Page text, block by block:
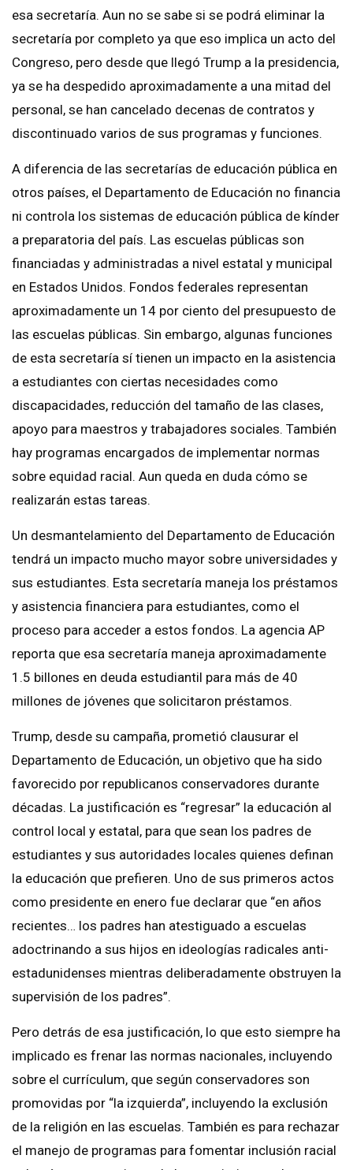
esa secretaría. Aun no se sabe si se podrá eliminar la
secretaría por completo ya que eso implica un acto del
Congreso, pero desde que llegó Trump a la presidencia,
ya se ha despedido aproximadamente a una mitad del
personal, se han cancelado decenas de contratos y
discontinuado varios de sus programas y funciones.
A diferencia de las secretarías de educación pública en
otros países, el Departamento de Educación no financia
ni controla los sistemas de educación pública de kínder
a preparatoria del país. Las escuelas públicas son
financiadas y administradas a nivel estatal y municipal
en Estados Unidos. Fondos federales representan
aproximadamente un 14 por ciento del presupuesto de
las escuelas públicas. Sin embargo, algunas funciones
de esta secretaría sí tienen un impacto en la asistencia
a estudiantes con ciertas necesidades como
discapacidades, reducción del tamaño de las clases,
apoyo para maestros y trabajadores sociales. También
hay programas encargados de implementar normas
sobre equidad racial. Aun queda en duda cómo se
realizarán estas tareas.
Un desmantelamiento del Departamento de Educación
tendrá un impacto mucho mayor sobre universidades y
sus estudiantes. Esta secretaría maneja los préstamos
y asistencia financiera para estudiantes, como el
proceso para acceder a estos fondos. La agencia AP
reporta que esa secretaría maneja aproximadamente
1.5 billones en deuda estudiantil para más de 40
millones de jóvenes que solicitaron préstamos.
Trump, desde su campaña, prometió clausurar el
Departamento de Educación, un objetivo que ha sido
favorecido por republicanos conservadores durante
décadas. La justificación es “regresar” la educación al
control local y estatal, para que sean los padres de
estudiantes y sus autoridades locales quienes definan
la educación que prefieren. Uno de sus primeros actos
como presidente en enero fue declarar que “en años
recientes… los padres han atestiguado a escuelas
adoctrinando a sus hijos en ideologías radicales anti-
estadunidenses mientras deliberadamente obstruyen la
supervisión de los padres”.
Pero detrás de esa justificación, lo que esto siempre ha
implicado es frenar las normas nacionales, incluyendo
sobre el currículum, que según conservadores son
promovidas por “la izquierda”, incluyendo la exclusión
de la religión en las escuelas. También es para rechazar
el manejo de programas para fomentar inclusión racial